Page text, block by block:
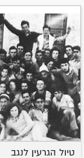
טיול הגרעין לנגב